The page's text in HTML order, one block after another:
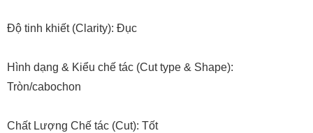
Độ tinh khiết (Clarity): Đục
Hình dạng & Kiểu chế tác (Cut type & Shape):
Tròn/cabochon
Chất Lượng Chế tác (Cut): Tốt